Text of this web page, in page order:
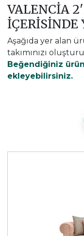
VALENCIA
İÇERİSİNDE
Aşağıda yer alan
takımınızı
Beğendiğiniz
ekleyebilirsiniz.